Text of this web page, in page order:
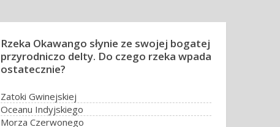
Rzeka Okawango słynie ze swojej bogatej
przyrodniczo delty. Do czego rzeka wpada
ostatecznie?
Zatoki Gwinejskiej
Oceanu Indyjskiego
Morza Czerwonego